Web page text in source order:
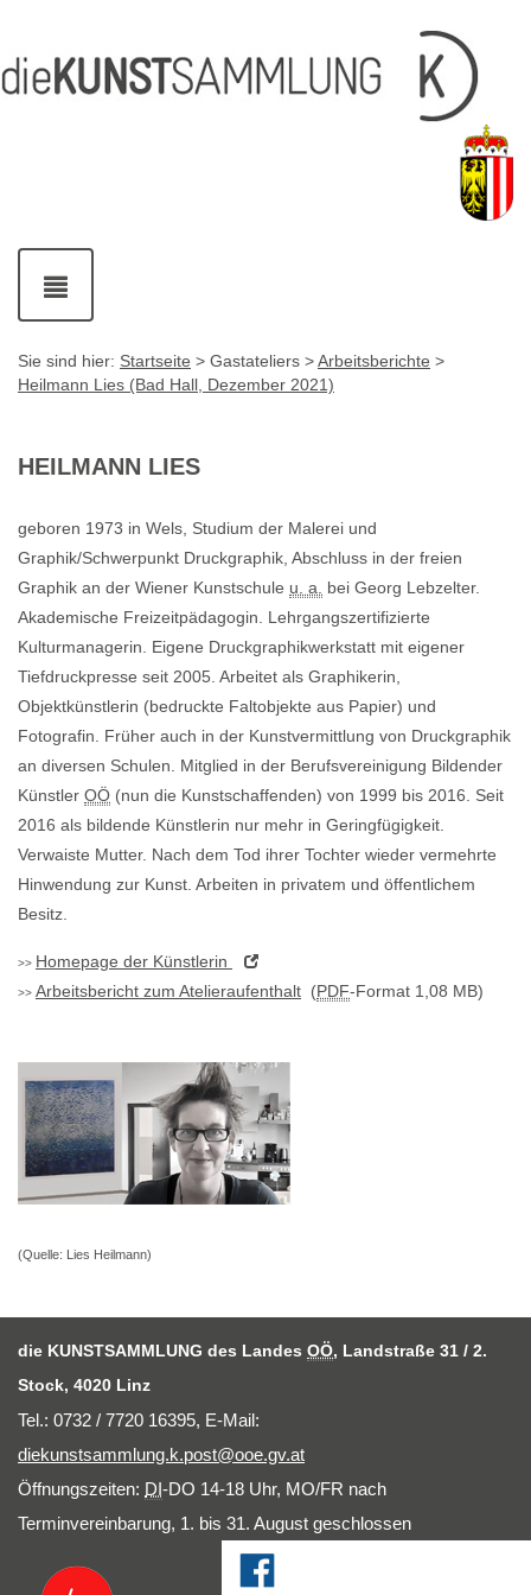
[1]
[2]
Links
[3]
mit
Kontaktdaten
Navigation
ein-
und
Sie sind hier: Startseite > Gastateliers >Arbeitsberichte >
Heilmann Lies (Bad Hall, Dezember 2021)
HEILMANN LIES
geboren 1973 in Wels, Studium der Malerei und
Graphik/Schwerpunkt Druckgraphik, Abschluss in der freien
Graphik an der Wiener Kunstschule u. a.
bei Georg Lebzelter.
Akademische Freizeitpädagogin. Lehrgangszertifizierte
Kulturmanagerin. Eigene Druckgraphikwerkstatt mit eigener
Tiefdruckpresse seit 2005. Arbeitet als Graphikerin,
Objektkünstlerin (bedruckte Faltobjekte aus Papier) und
Fotografin. Früher auch in der Kunstvermittlung von Druckgraphik
an diversen Schulen. Mitglied in der Berufsvereinigung Bildender
Künstler OÖ (nun die Kunstschaffenden) von 1999 bis 2016. Seit
2016 als bildende Künstlerin nur mehr in Geringfügigkeit.
Verwaiste Mutter. Nach dem Tod ihrer Tochter wieder vermehrte
Hinwendung zur Kunst. Arbeiten in privatem und öffentlichem
Besitz.
Homepage der Künstlerin
Arbeitsbericht zum Atelieraufenthalt (PDF-Format 1,08 MB)
(Quelle: Lies Heilmann)
die KUNSTSAMMLUNG des Landes OÖ, Landstraße 31 / 2.
Stock, 4020 Linz
Tel.: 0732 / 7720 16395, E-Mail:
diekunstsammlung.k.post@ooe.gv.at
Öffnungszeiten: DI-DO 14-18 Uhr, MO/FR nach
Terminvereinbarung, 1. bis 31. August geschlossen